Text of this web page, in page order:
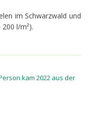
im Schwarzwald und
l/m²).
kam 2022 aus der